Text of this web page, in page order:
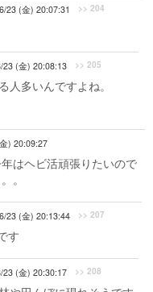
23 (金) 20:07:31 >> 204
23 (金) 20:08:13 >> 205
人多いんですよね。
) 20:09:27
はヘビ活頑張りたいので
。
23 (金) 20:13:44 >> 207
す
23 (金) 20:30:17 >> 208